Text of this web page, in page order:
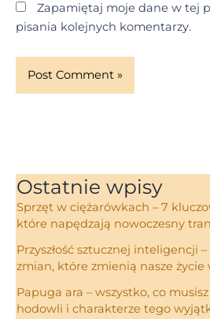
Zapamiętaj moje dane w tej
pisania kolejnych komentarzy.
Ostatnie wpisy
Sprzęt w ciężarówkach – 7
które napędzają nowoczesny
Przyszłość sztucznej inteligencji
zmian, które zmienią nasze
Papuga ara – wszystko, co
hodowli i charakterze tego